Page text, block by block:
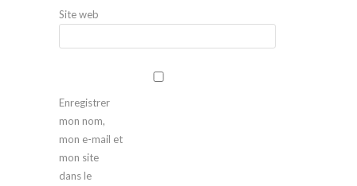
Site web
Enregistrer
mon nom,
mon e-mail et
mon site
dans le